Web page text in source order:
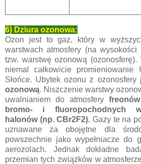
6) Dziura ozonowa:
Ozon jest to gaz, który w
warstwach atmosfery (na
tzw. warstwę ozonową (ozonosferę).
niemal całkowicie promieniowanie
Słońce. Ubytek ozonu z ozonosfery
ozonową. Niszczenie warstwy
uwalnianiem do atmosfery
bromo- i fluoropochodnych
halonów (np. CBr2F2). Gazy te na
uznawane za obojętne dla
powszechnie jako wypełniacze do
aerozolach. Jednak dokładne
przemian tych związków w